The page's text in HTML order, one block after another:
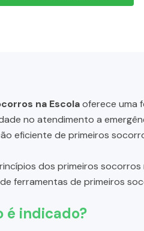
na Escolaoferece uma
no atendimento a
eficiente de primeiros
dos primeiros
ferramentas de primeiros
é indicado?